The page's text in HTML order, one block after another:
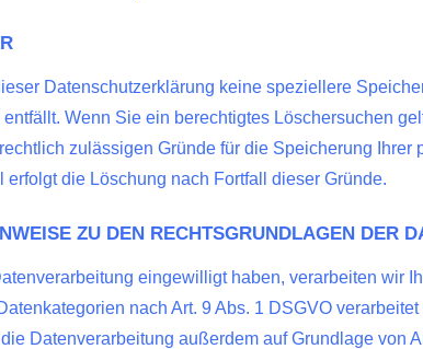
Datenschutzerklärung keine speziellere
Wenn Sie ein berechtigtes Löschersuchen
zulässigen Gründe für die Speicherung
erfolgt die Löschung nach Fortfall dieser Gründe.
ZU DEN RECHTSGRUNDLAGEN DER
eingewilligt haben, verarbeiten wir
nach Art. 9 Abs. 1 DSGVO
Datenverarbeitung außerdem auf Grundlage von